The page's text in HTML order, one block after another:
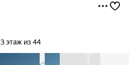
3 этаж из 44